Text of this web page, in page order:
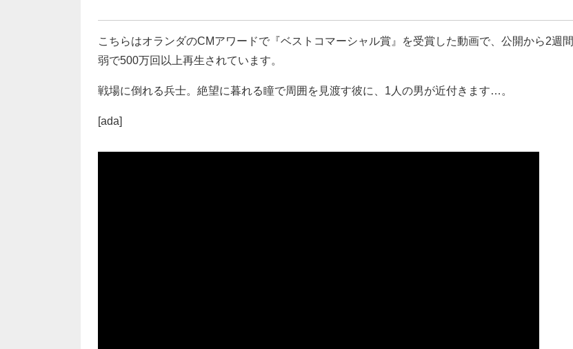
こちらはオランダのCMアワードで『ベストコマーシャル賞』を受賞した動画で、公開から2週間
弱で500万回以上再生されています。
戦場に倒れる兵士。絶望に暮れる瞳で周囲を見渡す彼に、1人の男が近付きます…。
[ada]